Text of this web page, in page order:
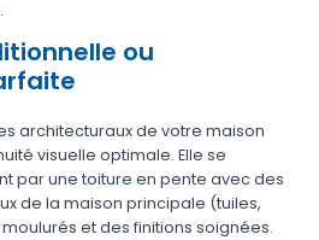
ou
architecturaux de votre maison
visuelle optimale. Elle se
par une toiture en pente avec des
de la maison principale (tuiles,
et des finitions soignées.